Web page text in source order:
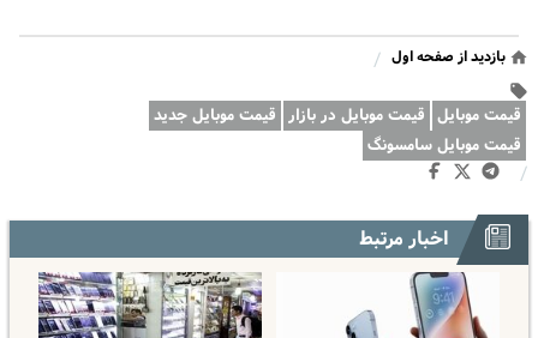
بازدید از صفحه اول /
قیمت موبایل قیمت موبایل در بازار قیمت موبایل جدید
قیمت موبایل سامسونگ
/
اخبار مرتبط